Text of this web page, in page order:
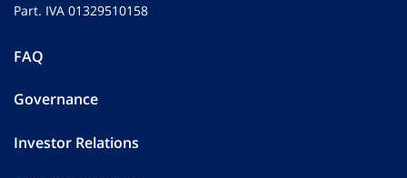
Part. IVA 01329510158
FAQ
Governance
Investor Relations